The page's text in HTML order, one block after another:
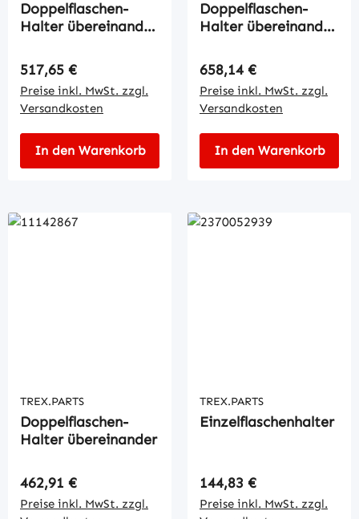
Doppelflaschen-
Halter übereinander
Regulärer Preis:
517,65 €
Preise inkl. MwSt. zzgl.
Versandkosten
In den Warenkorb
Doppelflaschen-
Halter übereinander
Regulärer Preis:
658,14 €
Preise inkl. MwSt. zzgl.
Versandkosten
In den Warenkorb
TREX.PARTS
Doppelflaschen-
Halter übereinander
Regulärer Preis:
462,91 €
Preise inkl. MwSt. zzgl.
TREX.PARTS
Einzelflaschenhalter
Regulärer Preis:
144,83 €
Preise inkl. MwSt. zzgl.